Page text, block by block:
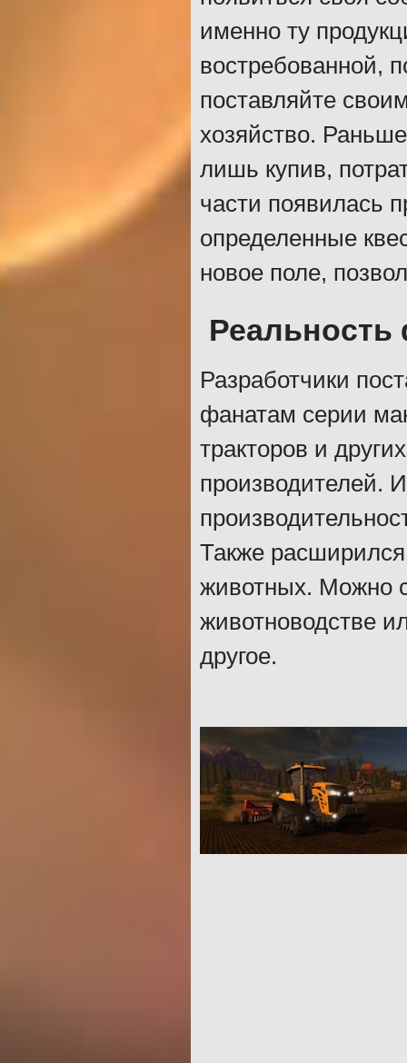
именно ту
востребованной,
поставляйте
хозяйство.
лишь купив,
части появилась
определенные
новое поле,
Разработчики
фанатам серии
тракторов и
производителей.
Также расширился
животных. Можно
животноводстве
другое.